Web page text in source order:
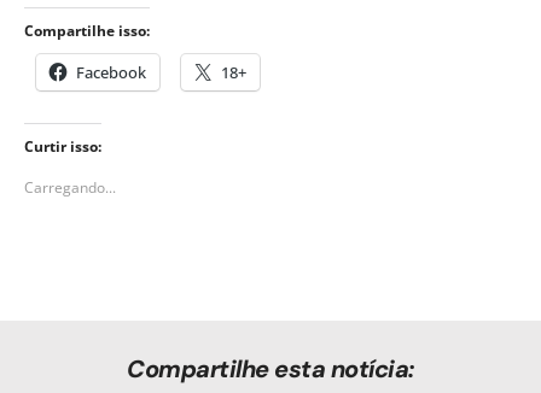
Compartilhe isso:
Facebook 18+
Curtir isso:
Carregando...
Compartilhe esta notícia: